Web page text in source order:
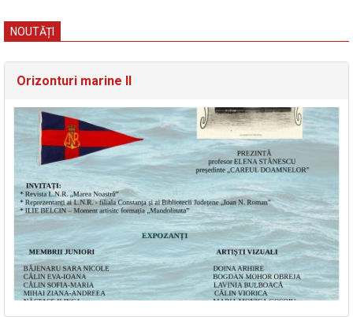
NOUTĂȚI
Orizonturi marine II